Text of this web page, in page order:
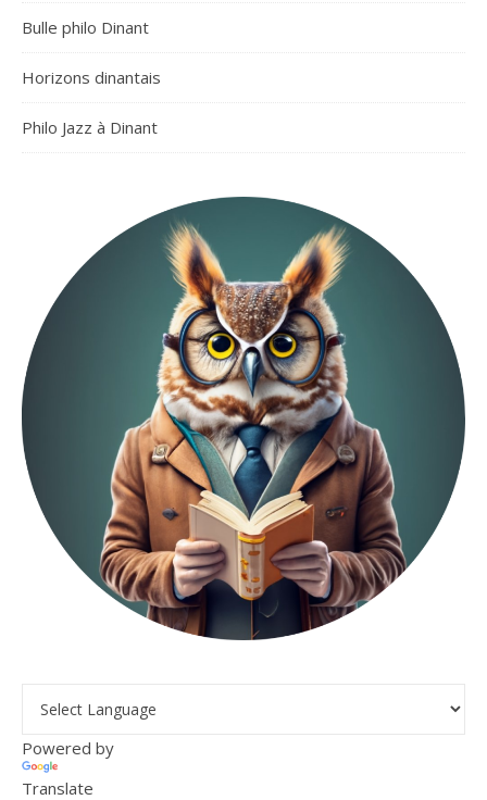
Bulle philo Dinant
Horizons dinantais
Philo Jazz à Dinant
Powered by
Translate